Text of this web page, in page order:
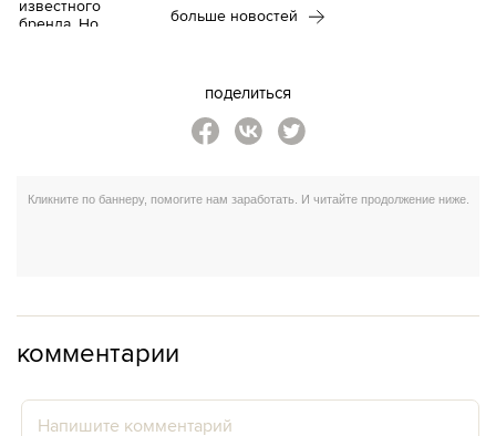
больше новостей
поделиться
комментарии